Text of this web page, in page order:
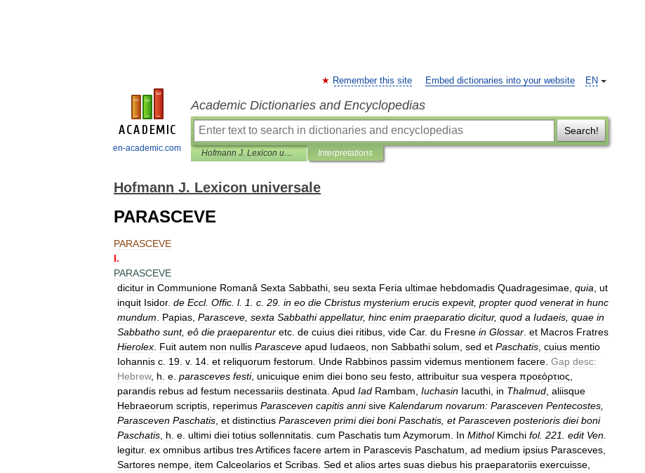
en-academic.com
EN
Remember this site Embed dictionaries into your website
Academic Dictionaries and Encyclopedias
Search!
Hofmann J. Lexicon universale Interpretations
Hofmann J. Lexicon universale
PARASCEVE
PARASCEVE
I.
PARASCEVE
dicitur in Communione Romanâ Sexta Sabbathi seu sexta Feria ultimae hebdomadis Quadragesimae quia ut
inquit Isidor. de Eccl. Offic l. 1 c 29 in eo die Cbristus mysterium erucis expevit, propter quod venerat in hunc
mundum
Papias Parasceve sexta Sabbathi appellatur, hinc enim praeparatio dicitur, quod a Iudaeis quae in
Sabbatho sunt, eô die praeparentur etc de cuius diei ritibus vide Car. du Fresne in Glossar et Macros Fratres
Hierolex Fuit autem non nullis Parasceve apud Iudaeos non Sabbathi solum sed et Paschatis cuius mentio
Iohannis c 19 v. 14 et reliquorum festorum Unde Rabbinos passim videmus mentionem facere Gap desc:
Hebrew, h e parasceves festi, unicuique enim diei bono seu festo attribuitur sua vespera προεόρτιος
parandis rebus ad festum necessariis destinata Apud Iad Rambam Iuchasin Iacuthi in Thalmud aliisque
Hebraeorum scriptis reperimus Parasceven capitis anni sive Kalendarum novarum: Parasceven Pentecostes
Parasceven Paschatis et distinctius Parasceven primi diei boni Paschatis et Parasceven posterioris diei boni
Paschatis h e ultimi diei totius sollennitatis cum Paschatis tum Azymorum In Mithol Kimchi fol. 221 edit Ven
legitur. ex omnibus artibus tresArtifices facere artem in Parascevis Paschatum ad medium ipsius Parasceves
Sartores nempe item Calceolarios et Scribas Sed et alios artes suas diebus his praeparatoriis exercuisse